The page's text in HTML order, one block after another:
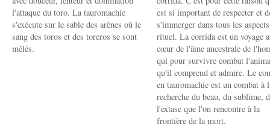
l'attaque du toro. La tauromachie
s'exécute sur le sable des arènes où le
sang des toros et des toreros se sont
mêlés.
est si important de respecter et
s'immerger dans tous les
rituel. La corrida est un voyage
cœur de l'âme ancestrale de
qui pour survivre combat
qu'il comprend et admire. Le
en tauromachie est un combat à
recherche du beau, du sublime,
l'extase que l'on rencontre à la
frontière de la mort.